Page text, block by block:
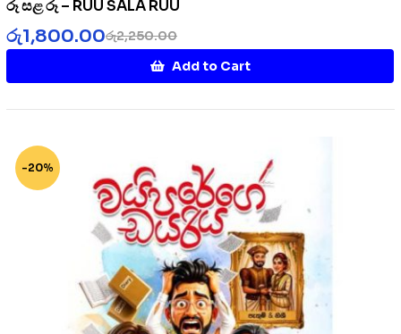
රූ සළ රූ – RUU SALA RUU
රු2,250.00
රු1,800.00
Add to Cart
-20%